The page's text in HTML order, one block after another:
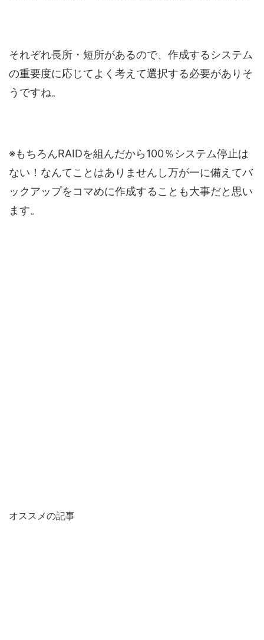
それぞれ長所・短所があるので、作成するシステム
の重要度に応じてよく考えて選択する必要がありそ
うですね。
※もちろんRAIDを組んだから100％システム停止は
ない！なんてことはありませんし万が一に備えてバ
ックアップをコマめに作成することも大事だと思い
ます。
オススメの記事